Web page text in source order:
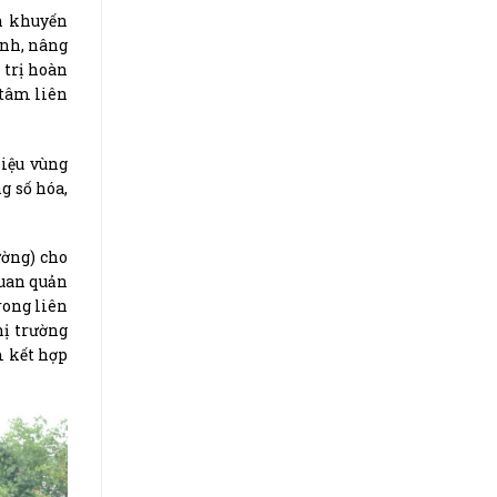
khuyến
nâng
trị hoàn
tâm liên
vùng
số hóa,
cho
quản
liên
trường
kết hợp